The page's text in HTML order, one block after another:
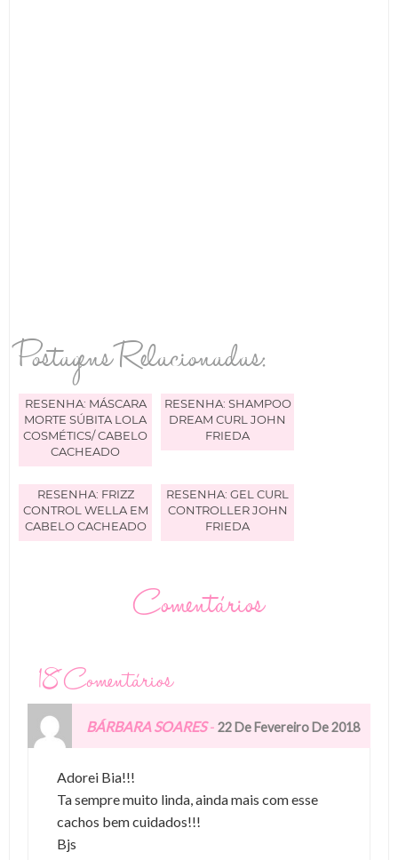
Postagens Relacionadas:
RESENHA: MÁSCARA
MORTE SÚBITA LOLA
COSMÉTICS/ CABELO
CACHEADO
RESENHA: SHAMPOO
DREAM CURL JOHN
FRIEDA
RESENHA: FRIZZ
CONTROL WELLA EM
CABELO CACHEADO
RESENHA: GEL CURL
CONTROLLER JOHN
FRIEDA
Comentários
18 Comentários
BÁRBARA SOARES- 22 De Fevereiro De 2018
Adorei Bia!!!
Ta sempre muito linda, ainda mais com esse
cachos bem cuidados!!!
Bjs